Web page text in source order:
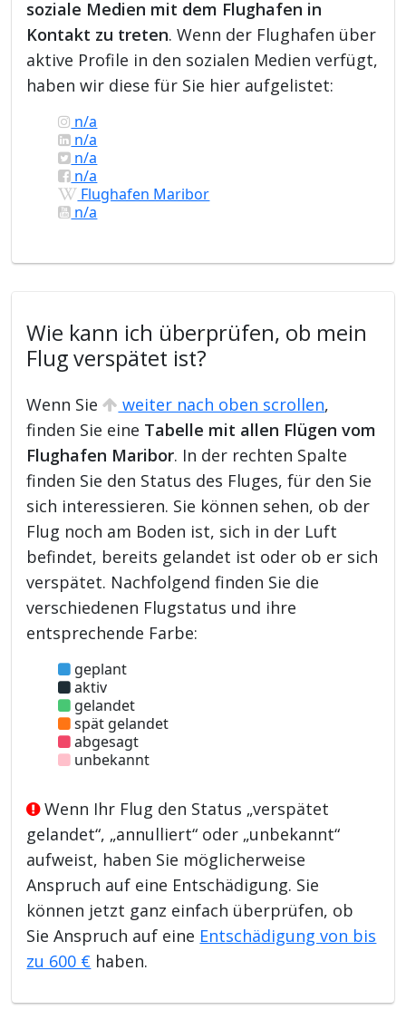
soziale Medien mit dem Flughafen in
Kontakt zu treten. Wenn der Flughafen über
aktive Profile in den sozialen Medien verfügt,
haben wir diese für Sie hier aufgelistet:
n/a
n/a
n/a
n/a
Flughafen Maribor
n/a
Wie kann ich überprüfen, ob mein
Flug verspätet ist?
Wenn Sie weiter nach oben scrollen,
finden Sie eine Tabelle mit allen Flügen vom
Flughafen Maribor. In der rechten Spalte
finden Sie den Status des Fluges, für den Sie
sich interessieren. Sie können sehen, ob der
Flug noch am Boden ist, sich in der Luft
befindet, bereits gelandet ist oder ob er sich
verspätet. Nachfolgend finden Sie die
verschiedenen Flugstatus und ihre
entsprechende Farbe:
geplant
aktiv
gelandet
spät gelandet
abgesagt
unbekannt
Wenn Ihr Flug den Status „verspätet
gelandet“, „annulliert“ oder „unbekannt“
aufweist, haben Sie möglicherweise
Anspruch auf eine Entschädigung. Sie
können jetzt ganz einfach überprüfen, ob
Sie Anspruch auf eine Entschädigung von bis
zu 600 € haben.